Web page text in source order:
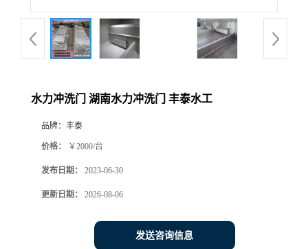
水力冲洗门 湖南水力冲洗门 丰泰水工
品牌： 丰泰
价格： ￥2000/台
发布日期： 2023-06-30
更新日期： 2026-08-06
发送咨询信息